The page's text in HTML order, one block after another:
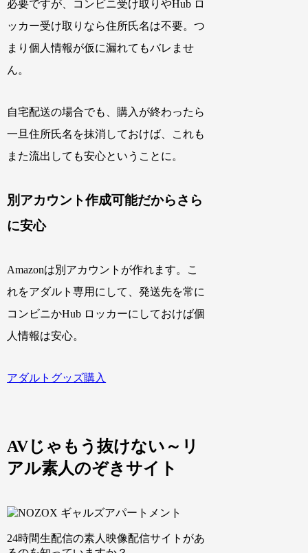
必要ですが、コンビニ受け取りやHub ロ
ッカー受け取りなら住所氏名は不要。つ
まり個人情報が仮に漏れてもバレませ
ん。
自宅配送の場合でも、購入が終わったら
一旦住所氏名を抹消しておけば、これも
また流出しても安心ということに。
別アカウント作成可能だからさら
に安心
Amazonは別アカウントが作れます。こ
れをアダルト専用にして、発送先を常に
コンビニかHub ロッカーにしておけば個
人情報は安心。
アダルトグッズ購入
AVじゃもう抜けない～リ
アル素人のぞきサイト
24時間生配信の素人映像配信サイト があ